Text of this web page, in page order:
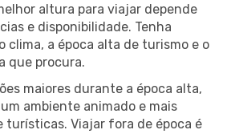
altura para viajar depende
e disponibilidade. Tenha
clima, a época alta de turismo e o
que procura.
maiores durante a época alta,
ambiente animado e mais
Viajar fora de época é